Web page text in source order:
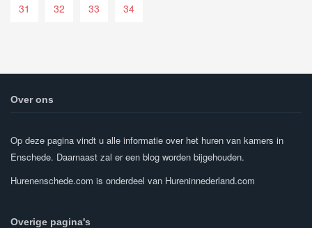
31 32 33 34
Over ons
Op deze pagina vindt u alle informatie over het huren van kamers in
Enschede. Daarnaast zal er een blog worden bijgehouden.
Hurenenschede.com is onderdeel van Hureninnederland.com
Overige pagina's